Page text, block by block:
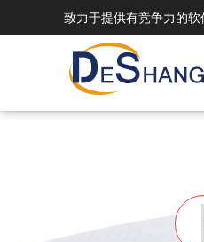
致力于提供有竞争力的软
DSMall Pro
DSMall Pro支
服务，短视频